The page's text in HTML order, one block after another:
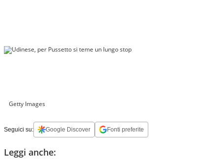
Getty Images
Seguici su: Google Discover Fonti preferite
Leggi anche: